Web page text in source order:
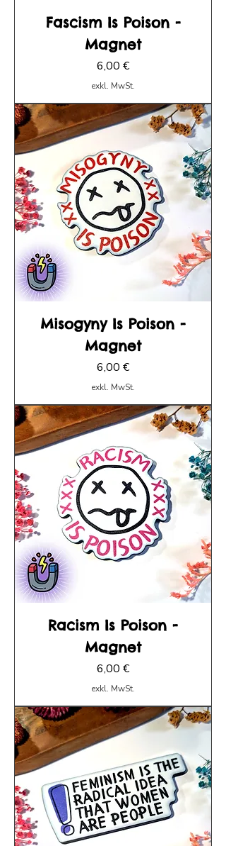
Fascism Is Poison -
Magnet
Preis
6,00 €
exkl. MwSt.
Misogyny Is Poison -
Magnet
Preis
6,00 €
exkl. MwSt.
Racism Is Poison -
Magnet
Preis
6,00 €
exkl. MwSt.